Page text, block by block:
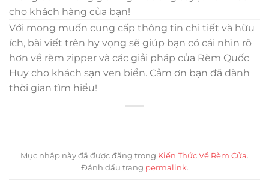
cho khách hàng của bạn!
Với mong muốn cung cấp thông tin chi tiết và hữu
ích, bài viết trên hy vọng sẽ giúp bạn có cái nhìn rõ
hơn về rèm zipper và các giải pháp của Rèm Quốc
Huy cho khách sạn ven biển. Cảm ơn bạn đã dành
thời gian tìm hiểu!
Mục nhập này đã được đăng trong Kiến Thức Về Rèm Cửa.
Đánh dấu trang permalink.